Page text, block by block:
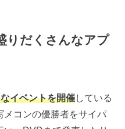
りだくさんなアプ
イベントを開催している
メコンの優勝者をサイパ